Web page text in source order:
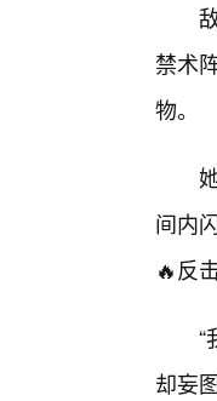
禁术
物。
间内
🔥反
“
却妄